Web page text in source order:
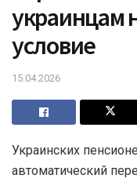
украинцам
условие
15.04.2026
Украинских
автоматический